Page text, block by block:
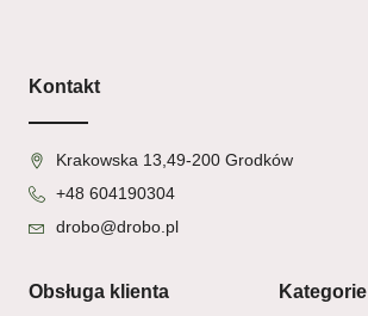
Kontakt
Krakowska 13,49-200 Grodków
+48 604190304
drobo@drobo.pl
Obsługa klienta Kategorie